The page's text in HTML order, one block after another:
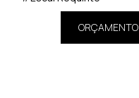
ORÇAMENTO